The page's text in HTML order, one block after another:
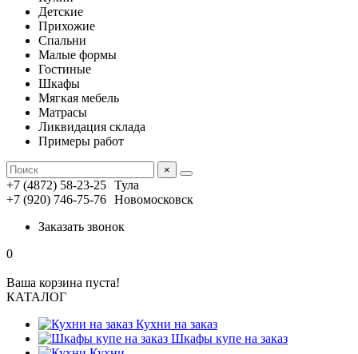
Детские
Прихожие
Спальни
Малые формы
Гостиные
Шкафы
Мягкая мебель
Матрасы
Ликвидация склада
Примеры работ
×
+7 (4872) 58-23-25 Тула
+7 (920) 746-75-76 Новомосковск
Заказать звонок
0
Ваша корзина пуста!
КАТАЛОГ
Кухни на заказ
Шкафы купе на заказ